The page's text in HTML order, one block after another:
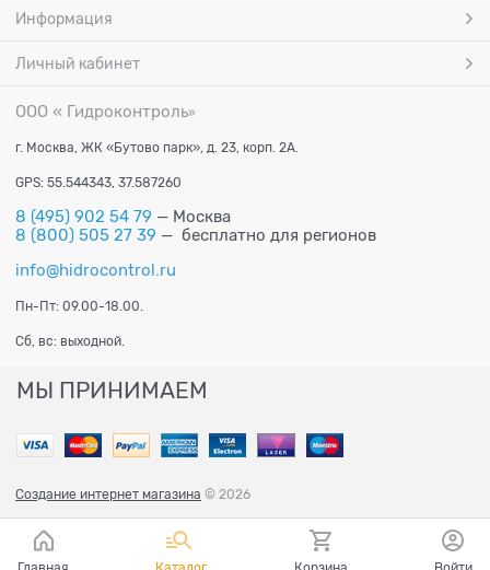
Информация
Личный кабинет
ООО « Гидроконтроль»
г. Москва, ЖК «Бутово парк», д. 23, корп. 2А.
GPS: 55.544343, 37.587260
8 (495) 902 54 79 — Москва
8 (800) 505 27 39 — бесплатно для регионов
info@hidrocontrol.ru
Пн-Пт: 09.00-18.00.
Сб, вс: выходной.
МЫ ПРИНИМАЕМ
Создание интернет магазина © 2026